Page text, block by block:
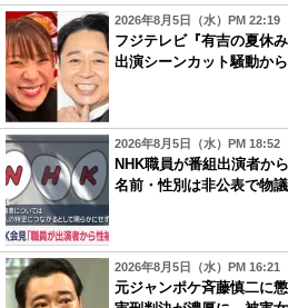
2026年8月5日（水）PM 22:19
フジテレビ『有吉の夏休
出演シーンカット騒動か
2026年8月5日（水）PM 18:52
NHK職員が番組出演者か
名前・性別は非公表で物
2026年8月5日（水）PM 16:21
元ジャンポケ斉藤慎二に